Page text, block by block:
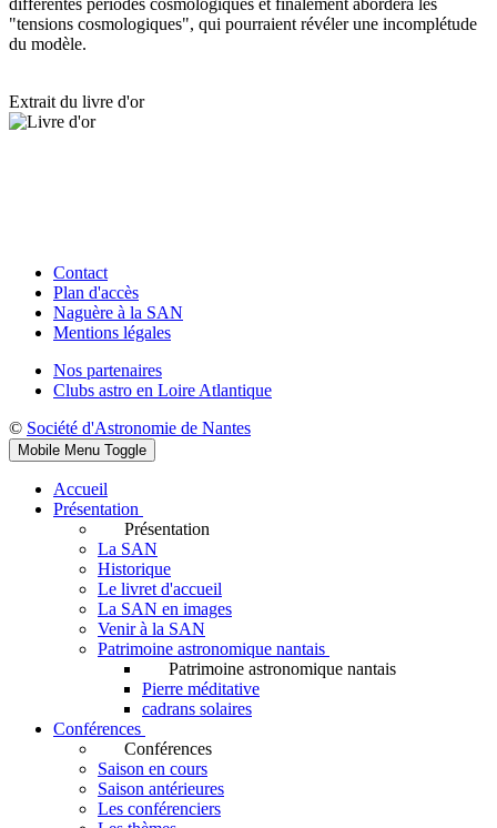
différentes périodes cosmologiques et finalement abordera les
"tensions cosmologiques", qui pourraient révéler une incomplétude
du modèle.
Extrait du livre d'or
Contact
Plan d'accès
Naguère à la SAN
Mentions légales
Nos partenaires
Clubs astro en Loire Atlantique
© Société d'Astronomie de Nantes
Mobile Menu Toggle
Accueil
Présentation
Présentation
La SAN
Historique
Le livret d'accueil
La SAN en images
Venir à la SAN
Patrimoine astronomique nantais
Patrimoine astronomique nantais
Pierre méditative
cadrans solaires
Conférences
Conférences
Saison en cours
Saison antérieures
Les conférenciers